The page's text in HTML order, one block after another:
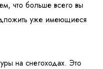
что больше всего вы
уже имеющиеся
на снегоходах. Это